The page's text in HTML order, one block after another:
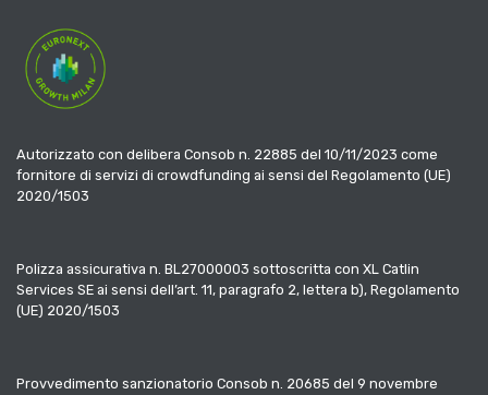
Autorizzato con delibera Consob n. 22885 del 10/11/2023 come
fornitore di servizi di crowdfunding ai sensi del Regolamento (UE)
2020/1503
Polizza assicurativa n. BL27000003 sottoscritta con XL Catlin
Services SE ai sensi dell’art. 11, paragrafo 2, lettera b), Regolamento
(UE) 2020/1503
Provvedimento sanzionatorio Consob n. 20685 del 9 novembre